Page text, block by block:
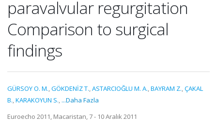
paravalvular regurgitation
Comparison to surgical
findings
GÜRSOY O. M.,GÖKDENİZ T.,ASTARCIOĞLU M. A.,BAYRAM Z.,ÇAKAL
B.,KARAKOYUN S., ...Daha Fazla
Euroecho 2011, Macaristan, 7 - 10 Aralık 2011